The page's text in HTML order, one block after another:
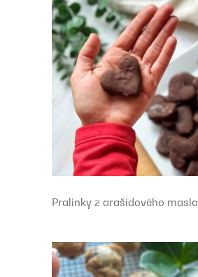
Pralinky z arašidového masla